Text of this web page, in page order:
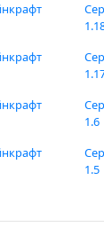
1.6
1.5